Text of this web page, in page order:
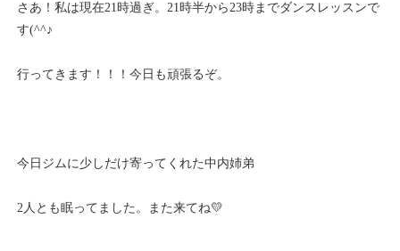
さあ！私は現在21時過ぎ。21時半から23時までダンスレッスンで
す(^^♪
行ってきます！！！今日も頑張るぞ。
今日ジムに少しだけ寄ってくれた中内姉弟
2人とも眠ってました。また来てね💛